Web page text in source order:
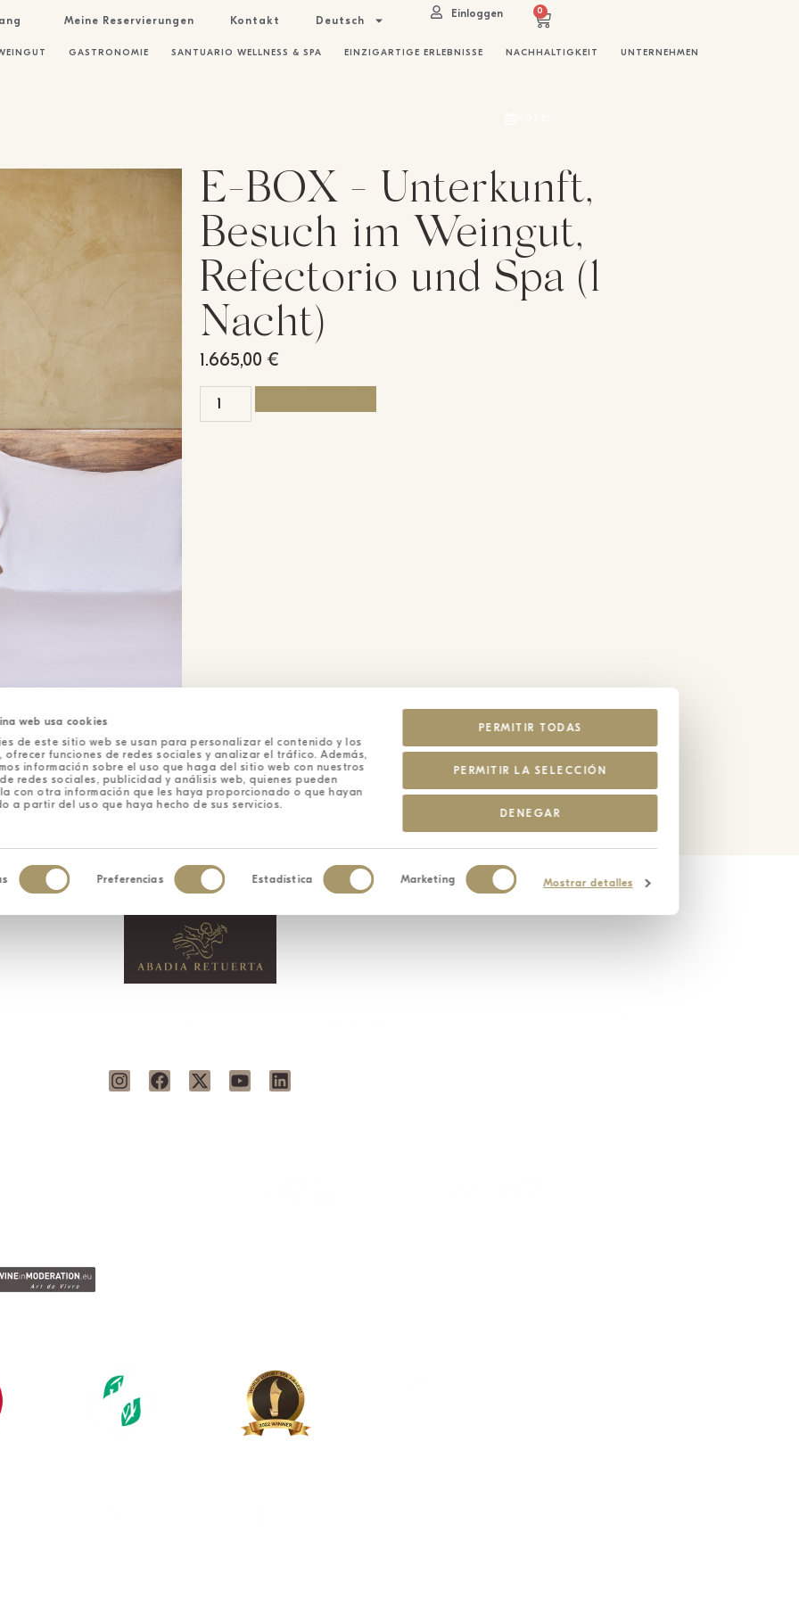
web usa cookies
de este sitio web se usan para personalizar el contenido y los
ofrecer funciones de redes sociales y analizar el tráfico. Además,
información sobre el uso que haga del sitio web con nuestros
redes sociales, publicidad y análisis web, quienes pueden
con otra información que les haya proporcionado o que hayan
a partir del uso que haya hecho de sus servicios.
Preferencias Estadística Marketing Mostrar detalles
PERMITIR TODAS
PERMITIR LA SELECCIÓN
DENEGAR
Meine Reservierungen Kontakt Deutsch
Einloggen 0
GASTRONOMIE SANTUARIO WELLNESS & SPA EINZIGARTIGE ERLEBNISSE NACHHALTIGKEIT UNTERNEHMEN
E-BOX - Unterkunft,
Besuch im Weingut,
Refectorio und Spa (1
Nacht)
1.665,00 €